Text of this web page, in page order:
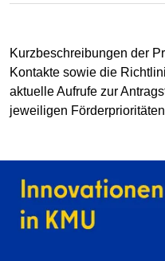
Kurzbeschreibungen der
Kontakte sowie die
aktuelle Aufrufe zur
jeweiligen